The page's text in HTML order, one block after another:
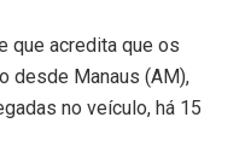
que acredita que os
desde Manaus (AM),
no veículo, há 15